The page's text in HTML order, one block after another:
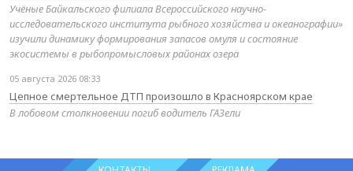
Учёные Байкальского филиала Всероссийского научно-
исследовательского института рыбного хозяйства и океанографии»
изучили динамику формирования запасов омуля и состояние
экосистемы в рыбопромысловых районах озера
05 августа 2026 08:33
Цепное смертельное ДТП произошло в Красноярском крае
В лобовом столкновении погиб водитель ГАЗели